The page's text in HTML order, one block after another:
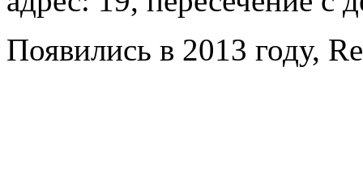
Появились в 2013 году,